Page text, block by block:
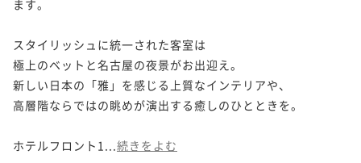
ます。
スタイリッシュに統一された客室は
極上のベットと名古屋の夜景がお出迎え。
新しい日本の「雅」を感じる上質なインテリアや、
高層階ならではの眺めが演出する癒しのひとときを。
ホテルフロント1... 続きをよむ